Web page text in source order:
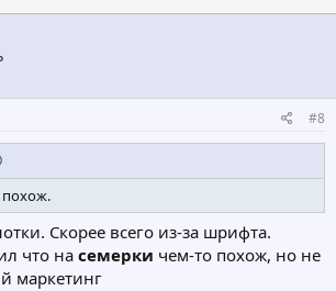
#8
похож.
Скорее всего из-за шрифта.
что на семерки чем-то похож, но не
маркетинг